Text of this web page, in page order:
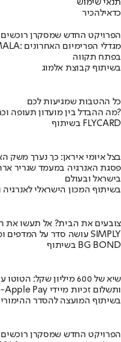
תנאי שימוש
כדאילהכיר
הפרויקט החדש שמסקרן
בפתח תקווה
בשיתוף קבוצת אלמוג
כל ההטבות שמגיעות לכם
מה ההבדל בין מועדון תעופה וכרטיס אשראי?
בשיתוף FLYCARD
בצל איומי איראן: כך נערך משק
פסגת האנרגיה במעמד שגריר
בישראל ובעולם
בשיתוף המכון הישראלי לאנרגיה
צובעים את הבית? אל תעשו את
מומחה BG BOND עושה סדר על המדפים ומציג את מותג הצבע SIMPLY
בשיתוף BG BOND
שיא של 600 מיליון שקל: הטוטו עושה מהפיכה
יחסי הימור משופרים, הפקדות ב-Apple Pay ותשלום זכיות מיידי
בשיתוף המועצה להסדר
הפרויקט החדש שמסקרן